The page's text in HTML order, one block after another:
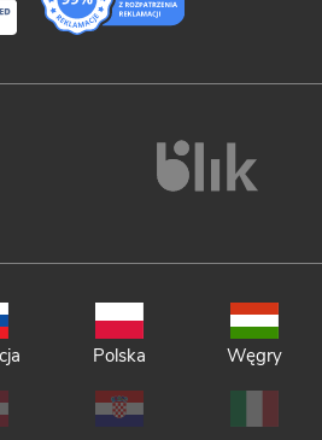
Polska Węgry